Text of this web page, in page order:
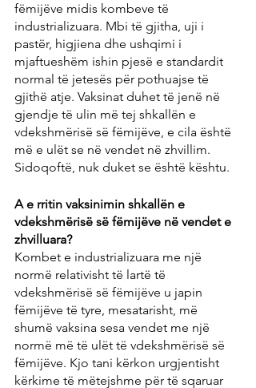
fëmijëve midis kombeve të
industrializuara. Mbi të gjitha, uji i
pastër, higjiena dhe ushqimi i
mjaftueshëm ishin pjesë e standardit
normal të jetesës për pothuajse të
gjithë atje. Vaksinat duhet të jenë në
gjendje të ulin më tej shkallën e
vdekshmërisë së fëmijëve, e cila është
më e ulët se në vendet në zhvillim.
Sidoqoftë, nuk duket se është kështu.
A e rritin vaksinimin shkallën e
vdekshmërisë së fëmijëve në vendet e
zhvilluara?
Kombet e industrializuara me një
normë relativisht të lartë të
vdekshmërisë së fëmijëve u japin
fëmijëve të tyre, mesatarisht, më
shumë vaksina sesa vendet me një
normë më të ulët të vdekshmërisë së
fëmijëve. Kjo tani kërkon urgjentisht
kërkime të mëtejshme për të sqaruar